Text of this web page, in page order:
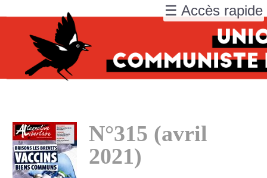
N°315 (avril
2021)
☰ Accès rapide